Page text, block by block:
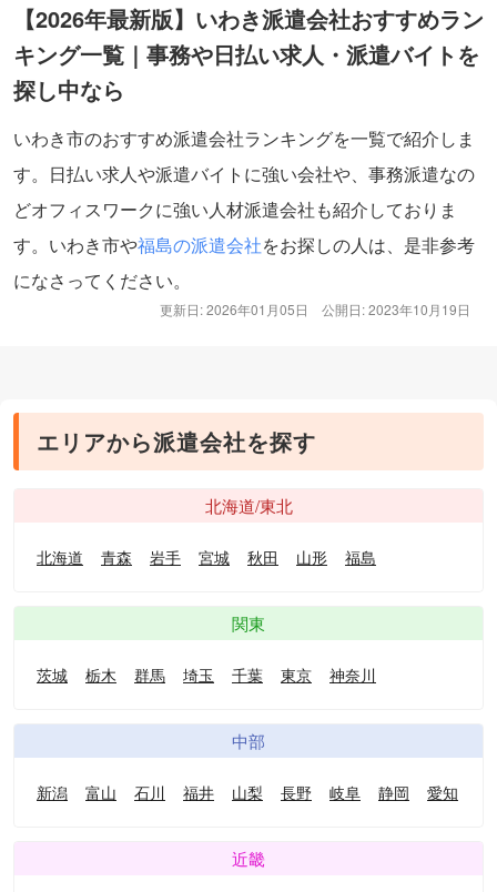
【2026年最新版】いわき派遣会社おすすめラン
キング一覧｜事務や日払い求人・派遣バイトを
探し中なら
いわき市のおすすめ派遣会社ランキングを一覧で紹介しま
す。日払い求人や派遣バイトに強い会社や、事務派遣なの
どオフィスワークに強い人材派遣会社も紹介しておりま
す。いわき市や福島の派遣会社をお探しの人は、是非参考
になさってください。
更新日: 2026年01月05日 公開日: 2023年10月19日
エリアから派遣会社を探す
北海道/東北
北海道 青森 岩手 宮城 秋田 山形 福島
関東
茨城 栃木 群馬 埼玉 千葉 東京 神奈川
中部
新潟 富山 石川 福井 山梨 長野 岐阜 静岡 愛知
近畿